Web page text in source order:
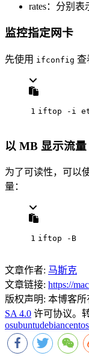
rates：分别表
监控指定网卡
先使用 ifconfig 查
1 iftop -i
以 MB 显示流量
为了可读性，可以
量：
1 iftop -B
文章作者: 马斯克
文章链接: https://
版权声明: 本博客所
SA 4.0 许可协议。
osubuntudebiancentos